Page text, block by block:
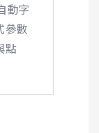
動字
參數
點